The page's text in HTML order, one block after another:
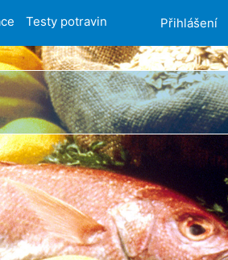
Testy potravin Přihlášení